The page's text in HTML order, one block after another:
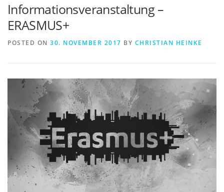
INSTITUT DOWNLOADS
Informationsveranstaltung –
ERASMUS+
POSTED ON 30. NOVEMBER 2017 BY CHRISTIAN HEINKE